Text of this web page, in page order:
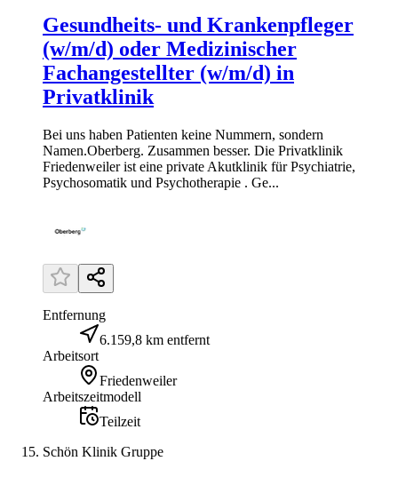
Gesundheits- und Krankenpfleger
(w/m/d) oder Medizinischer
Fachangestellter (w/m/d) in
Privatklinik
Bei uns haben Patienten keine Nummern, sondern
Namen.Oberberg. Zusammen besser. Die Privatklinik
Friedenweiler ist eine private Akutklinik für Psychiatrie,
Psychosomatik und Psychotherapie . Ge...
Entfernung
6.159,8 km entfernt
Arbeitsort
Friedenweiler
Arbeitszeitmodell
Teilzeit
Schön Klinik Gruppe